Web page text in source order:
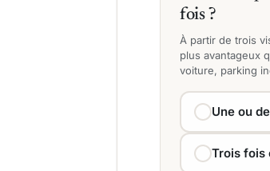
fois ?
À partir de trois
plus avantageux
voiture, parking
Une ou
Trois fois